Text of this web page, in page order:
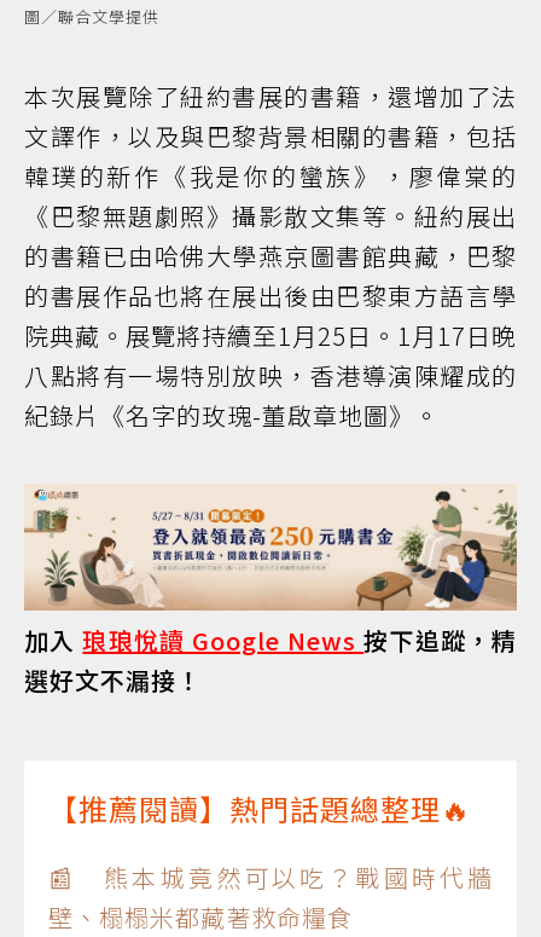
圖／聯合文學提供
本次展覽除了紐約書展的書籍，還增加了法
文譯作，以及與巴黎背景相關的書籍，包括
韓璞的新作《我是你的蠻族》，廖偉棠的
《巴黎無題劇照》攝影散文集等。紐約展出
的書籍已由哈佛大學燕京圖書館典藏，巴黎
的書展作品也將在展出後由巴黎東方語言學
院典藏。展覽將持續至1月25日。1月17日晚
八點將有一場特別放映，香港導演陳耀成的
紀錄片《名字的玫瑰-董啟章地圖》。
加入琅琅悅讀 Google News按下追蹤，精
選好文不漏接！
【推薦閱讀】熱門話題總整理🔥
📰 熊本城竟然可以吃？戰國時代牆
壁、榻榻米都藏著救命糧食